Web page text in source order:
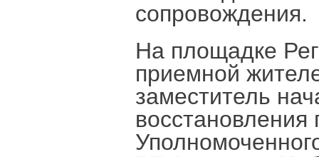
сопровождения.
На площадке
приемной
заместитель